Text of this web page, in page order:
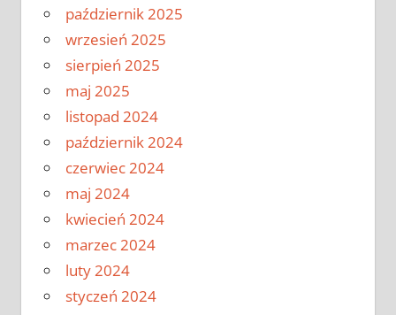
październik 2025
wrzesień 2025
sierpień 2025
maj 2025
listopad 2024
październik 2024
czerwiec 2024
maj 2024
kwiecień 2024
marzec 2024
luty 2024
styczeń 2024